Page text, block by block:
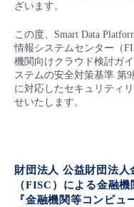
サポート
管理機能
モニタリング/監査
サポート
すべてのメニュ
ネットワーク
IoT
サポート
■ セットアップガイド
- 新規お申し込み方法
- ユーザー機能の管理
- セキュリティ・監査
- データと分析
- マルチクラウド利用
サービス稼働状況
故障/メンテナン
定期メンテナンス
パートナー
協業パートナー
脱炭素化
ざいます。
この度、Smart Data
情報システムセンター（
機関向けクラウド検討ガ
ステムの安全対策基準 第9
に対応したセキュリティ
せいたします。
財団法人 公益財団法
（FISC）による金融
『金融機関等コンピ